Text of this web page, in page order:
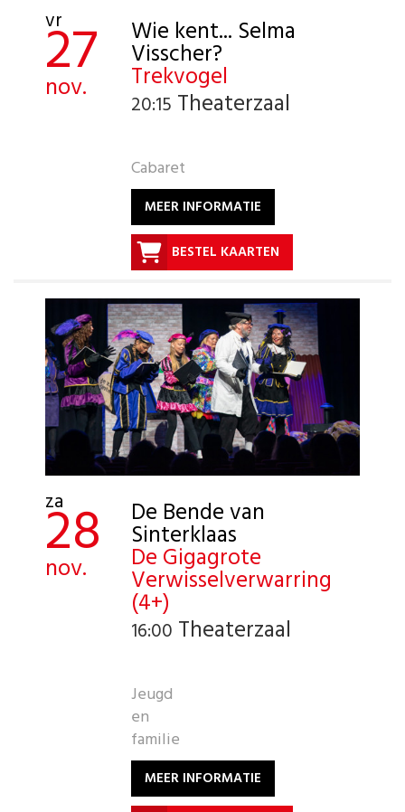
vr
27
nov.
Wie kent... Selma
Visscher?
Trekvogel
20:15 Theaterzaal
Cabaret
MEER INFORMATIE
BESTEL KAARTEN
za
28
nov.
De Bende van
Sinterklaas
De Gigagrote
Verwisselverwarring
(4+)
16:00 Theaterzaal
Jeugd
en
familie
MEER INFORMATIE